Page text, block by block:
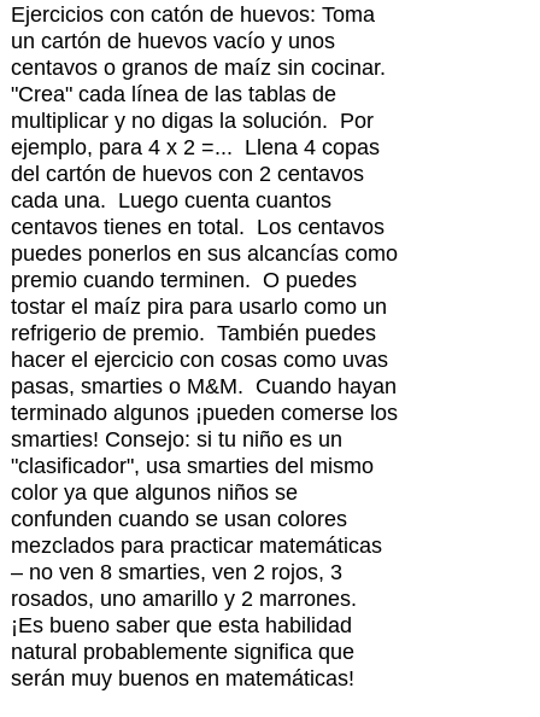
Ejercicios con catón de huevos: Toma
un cartón de huevos vacío y unos
centavos o granos de maíz sin cocinar.
"Crea" cada línea de las tablas de
multiplicar y no digas la solución. Por
ejemplo, para 4 x 2 =... Llena 4 copas
del cartón de huevos con 2 centavos
cada una. Luego cuenta cuantos
centavos tienes en total. Los centavos
puedes ponerlos en sus alcancías como
premio cuando terminen. O puedes
tostar el maíz pira para usarlo como un
refrigerio de premio. También puedes
hacer el ejercicio con cosas como uvas
pasas, smarties o M&M. Cuando hayan
terminado algunos ¡pueden comerse los
smarties! Consejo: si tu niño es un
"clasificador", usa smarties del mismo
color ya que algunos niños se
confunden cuando se usan colores
mezclados para practicar matemáticas
– no ven 8 smarties, ven 2 rojos, 3
rosados, uno amarillo y 2 marrones.
¡Es bueno saber que esta habilidad
natural probablemente significa que
serán muy buenos en matemáticas!